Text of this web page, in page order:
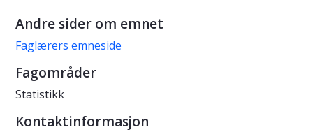
Andre sider om emnet
Faglærers emneside
Fagområder
Statistikk
Kontaktinformasjon